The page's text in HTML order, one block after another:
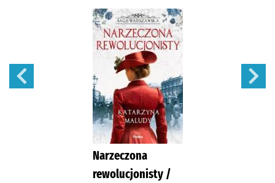
Narzeczona
rewolucjonisty /